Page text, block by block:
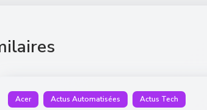
Acer Actus Automatisées Actus Tech